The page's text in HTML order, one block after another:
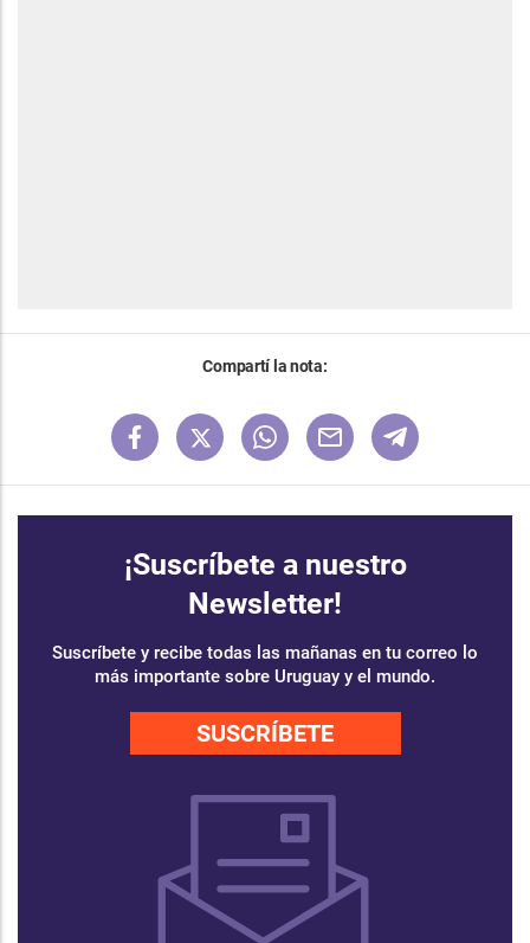
Compartí la nota:
¡Suscríbete a nuestro
Newsletter!
Suscríbete y recibe todas las mañanas en tu correo lo
más importante sobre Uruguay y el mundo.
SUSCRÍBETE